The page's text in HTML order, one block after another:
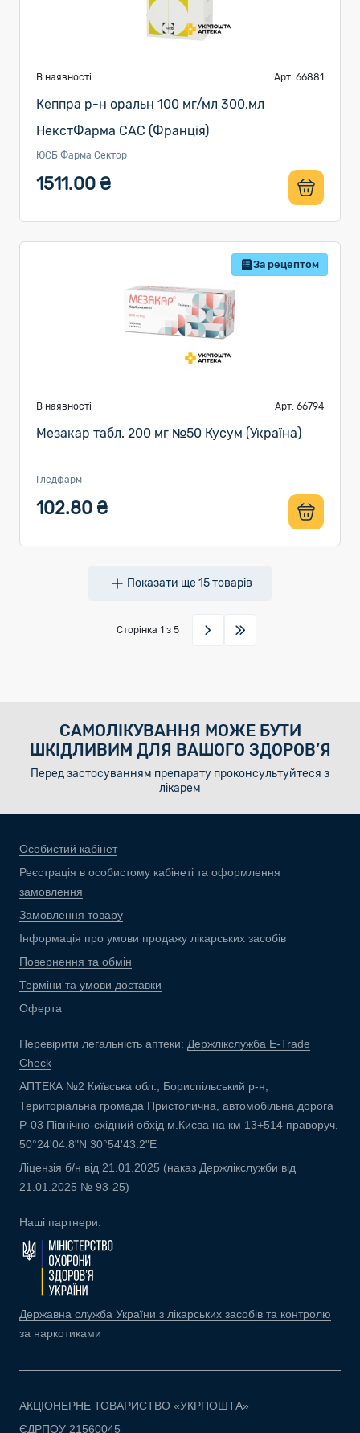
В наявності Арт. 66881
Кеппра р-н оральн 100 мг/мл 300.мл
НекстФарма САС (Франція)
ЮСБ Фарма Сектор
1511.00 ₴
За рецептом
В наявності Арт. 66794
Мезакар табл. 200 мг №50 Кусум (Україна)
Гледфарм
102.80 ₴
Показати ще15товарів
Сторінка 1 з 5
САМОЛІКУВАННЯ МОЖЕ БУТИ
ШКІДЛИВИМ ДЛЯ ВАШОГО ЗДОРОВ’Я
Перед застосуванням препарату проконсультуйтеся з
лікарем
Особистий кабінет
Реєстрація в особистому кабінеті та оформлення
замовлення
Замовлення товару
Інформація про умови продажу лікарських засобів
Повернення та обмін
Терміни та умови доставки
Оферта
Перевірити легальність аптеки: Держлікслужба E-Trade
Check
АПТЕКА №2 Київська обл., Бориспільський р-н,
Територіальна громада Пристолична, автомобільна дорога
Р-03 Північно-східний обхід м.Києва на км 13+514 праворуч,
50°24'04.8"N 30°54'43.2"E
Ліцензія б/н від 21.01.2025 (наказ Держлікслужби від
21.01.2025 № 93-25)
Наші партнери:
Державна служба України з лікарських засобів та контролю
за наркотиками
АКЦІОНЕРНЕ ТОВАРИСТВО «УКРПОШТА»
ЄДРПОУ 21560045